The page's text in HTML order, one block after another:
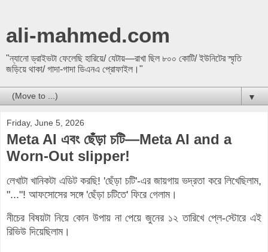
ali-mahmed.com
"ন্যানো ড্রাইভটা ফেলেছি হারিয়ে/ যেটায়—রাখা ছিল ৮০০ কোটি/ ইউনিটের স্মৃতি
জড়িয়ে থাকা/ গাদা-গাদা ডিএনএ প্রোফাইল।"
▼
Friday, June 5, 2026
Meta AI এবং ছেঁড়া চটি—Meta AI and a
Worn-Out slipper!
লেখাটা খানিকটা এডিট করছি! 'ছেঁড়া চটি'-এর জায়গায় ভদ্রতা করে লিখেছিলাম,
"..."! আফসোসের সঙ্গে 'ছেঁড়া চটিতে' ফিরে গেলাম।
নীচের বিষয়টা নিয়ে কোন উপায় না পেয়ে জুনের ১২ তারিখে প্লে-স্টোরে এই
রিভিউ দিয়েছিলাম।